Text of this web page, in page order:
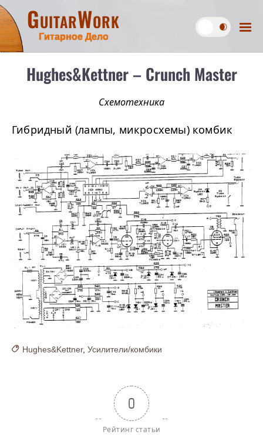
GuitarWork
Гитарное Дело
Hughes&Kettner – Crunch Master
Схемотехника
Гибридный (лампы, микросхемы) комбик
Hughes&Kettner, Усилители/комбики
0
Рейтинг статьи